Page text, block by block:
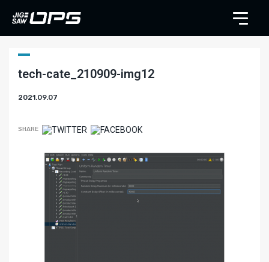
tech-cate_210909-img12
2021.09.07
SHARE